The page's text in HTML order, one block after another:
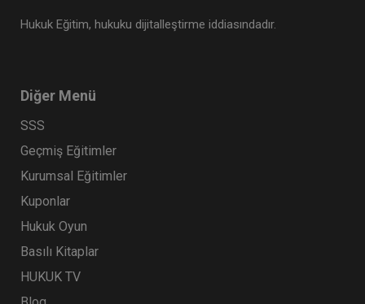
Hukuk Eğitim, hukuku dijitalleştirme iddiasındadır.
Diğer Menü
SSS
Geçmiş Eğitimler
Kurumsal Eğitimler
Kuponlar
Hukuk Oyun
Basılı Kitaplar
HUKUK TV